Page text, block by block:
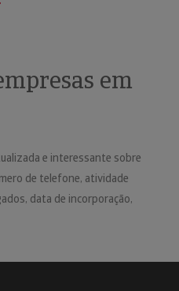
em
e interessante sobre
de telefone, atividade
data de incorporação,